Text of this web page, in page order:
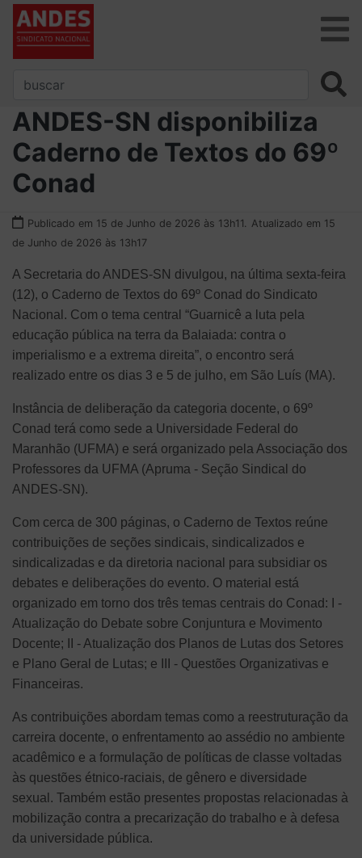
ANDES-SN disponibiliza
Caderno de Textos do 69º
Conad
Publicado em 15 de Junho de 2026 às 13h11.
Atualizado em 15
de Junho de 2026 às 13h17
A Secretaria do ANDES-SN divulgou, na última sexta-feira
(12), o Caderno de Textos do 69º Conad do Sindicato
Nacional. Com o tema central “Guarnicê a luta pela
educação pública na terra da Balaiada: contra o
imperialismo e a extrema direita”, o encontro será
realizado entre os dias 3 e 5 de julho, em São Luís (MA).
Instância de deliberação da categoria docente, o 69º
Conad terá como sede a Universidade Federal do
Maranhão (UFMA) e será organizado pela Associação dos
Professores da UFMA (Apruma - Seção Sindical do
ANDES-SN).
Com cerca de 300 páginas, o Caderno de Textos reúne
contribuições de seções sindicais, sindicalizados e
sindicalizadas e da diretoria nacional para subsidiar os
debates e deliberações do evento. O material está
organizado em torno dos três temas centrais do Conad: I -
Atualização do Debate sobre Conjuntura e Movimento
Docente; II - Atualização dos Planos de Lutas dos Setores
e Plano Geral de Lutas; e III - Questões Organizativas e
Financeiras.
As contribuições abordam temas como a reestruturação da
carreira docente, o enfrentamento ao assédio no ambiente
acadêmico e a formulação de políticas de classe voltadas
às questões étnico-raciais, de gênero e diversidade
sexual. Também estão presentes propostas relacionadas à
mobilização contra a precarização do trabalho e à defesa
da universidade pública.